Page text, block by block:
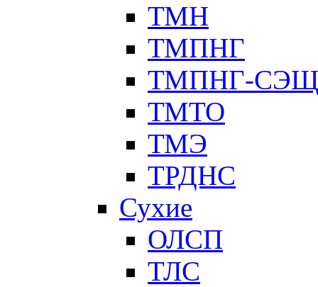
ТМН
ТМПНГ
ТМПНГ-СЭЩ
ТМТО
ТМЭ
ТРДНС
Сухие
ОЛСП
ТЛС